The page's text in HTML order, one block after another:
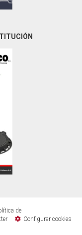
de
Configurar cookies